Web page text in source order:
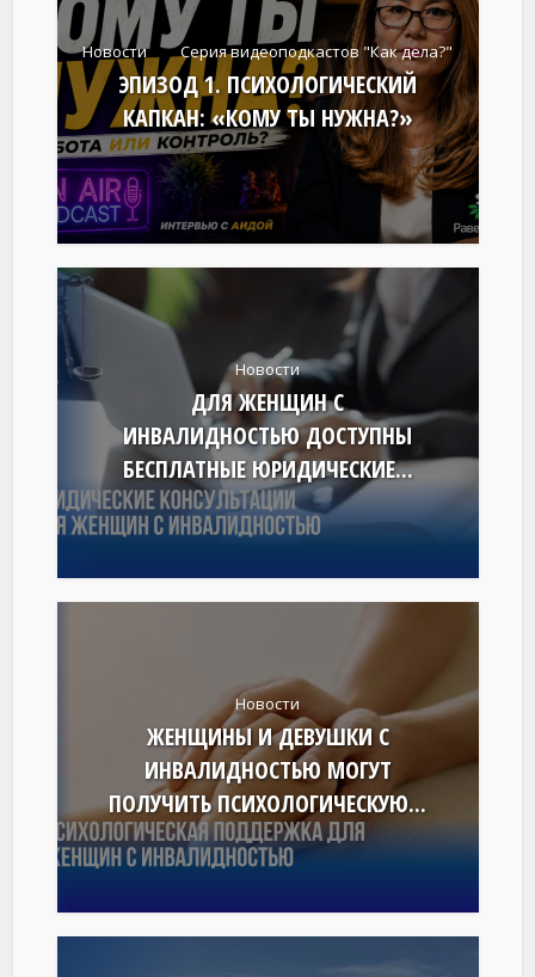
Новости Серия видеоподкастов "Как дела?"
ЭПИЗОД 1. ПСИХОЛОГИЧЕСКИЙ
КАПКАН: «КОМУ ТЫ НУЖНА?»
Новости
ДЛЯ ЖЕНЩИН С
ИНВАЛИДНОСТЬЮ ДОСТУПНЫ
БЕСПЛАТНЫЕ ЮРИДИЧЕСКИЕ...
Новости
ЖЕНЩИНЫ И ДЕВУШКИ С
ИНВАЛИДНОСТЬЮ МОГУТ
ПОЛУЧИТЬ ПСИХОЛОГИЧЕСКУЮ...